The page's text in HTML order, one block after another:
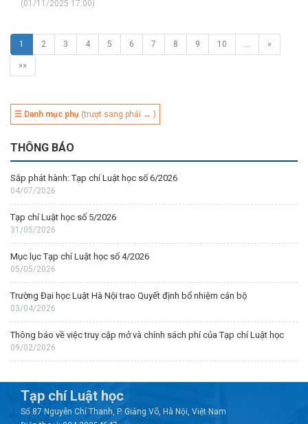
(01/11/2025 17:00)
1 2 3 4 5 6 7 8 9 10 … »
»»
☰ Danh mục phụ (trượt sang phải → )
THÔNG BÁO
Sắp phát hành: Tạp chí Luật học số 6/2026
04/07/2026
Tạp chí Luật học số 5/2026
31/05/2026
Mục lục Tạp chí Luật học số 4/2026
05/05/2026
Trường Đại học Luật Hà Nội trao Quyết định bổ nhiệm cán bộ
03/04/2026
Thông báo về việc truy cập mở và chính sách phí của Tạp chí Luật học
09/02/2026
Tạp chí Luật học
Số 87 Nguyễn Chí Thanh, P. Giảng Võ, Hà Nội, Việt Nam